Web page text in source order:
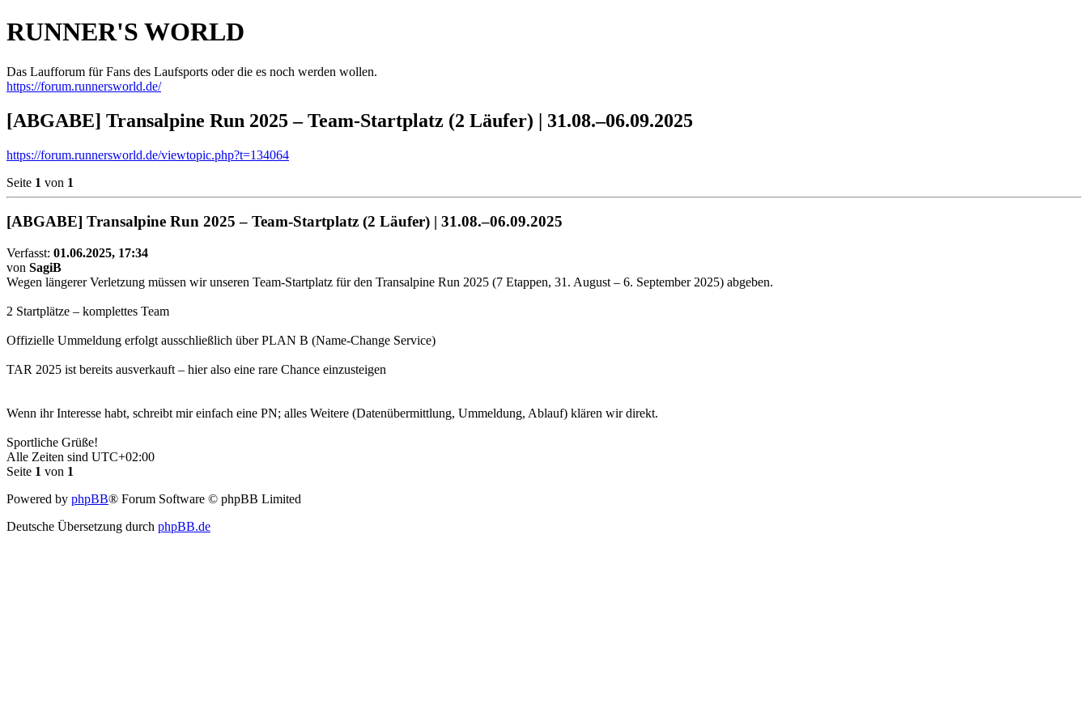
RUNNER'S WORLD
Das Laufforum für Fans des Laufsports oder die es noch werden wollen.
https://forum.runnersworld.de/
[ABGABE] Transalpine Run 2025 – Team-Startplatz (2 Läufer) | 31.08.–06.09.2025
https://forum.runnersworld.de/viewtopic.php?t=134064
Seite 1 von 1
[ABGABE] Transalpine Run 2025 – Team-Startplatz (2 Läufer) | 31.08.–06.09.2025
Verfasst: 01.06.2025, 17:34
von SagiB
Wegen längerer Verletzung müssen wir unseren Team-Startplatz für den Transalpine Run 2025 (7 Etappen, 31. August – 6. September 2025) abgeben.
2 Startplätze – komplettes Team
Offizielle Ummeldung erfolgt ausschließlich über PLAN B (Name-Change Service)
TAR 2025 ist bereits ausverkauft – hier also eine rare Chance einzusteigen
Wenn ihr Interesse habt, schreibt mir einfach eine PN; alles Weitere (Daten­übermittlung, Ummeldung, Ablauf) klären wir direkt.
Sportliche Grüße!
Alle Zeiten sind UTC+02:00
Seite 1 von 1
Powered by phpBB® Forum Software © phpBB Limited
Deutsche Übersetzung durch phpBB.de